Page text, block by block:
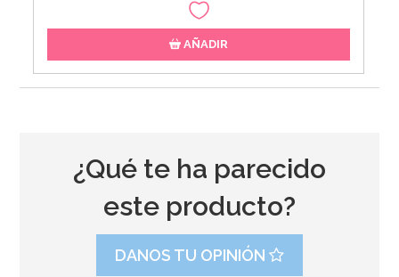
AÑADIR
¿Qué te ha parecido
este producto?
DANOS TU OPINIÓN